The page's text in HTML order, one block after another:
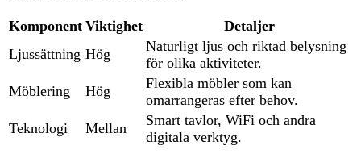
Komponent Viktighet
Detaljer
Ljussättning Hög
Naturligt ljus och riktad belysning
för olika aktiviteter.
Möblering
Hög
Flexibla möbler som kan
omarrangeras efter behov.
Teknologi
Mellan
Smart tavlor, WiFi och andra
digitala verktyg.